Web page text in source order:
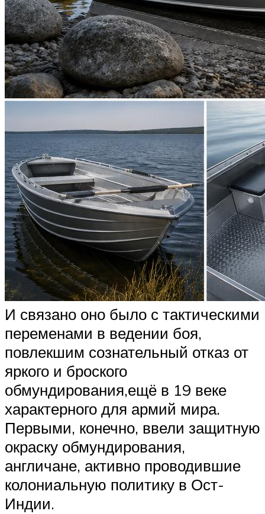
И связано оно было с тактическими
переменами в ведении боя,
повлекшим сознательный отказ от
яркого и броского
обмундирования,ещё в 19 веке
характерного для армий мира.
Первыми, конечно, ввели защитную
окраску обмундирования,
англичане, активно проводившие
колониальную политику в Ост-
Индии.